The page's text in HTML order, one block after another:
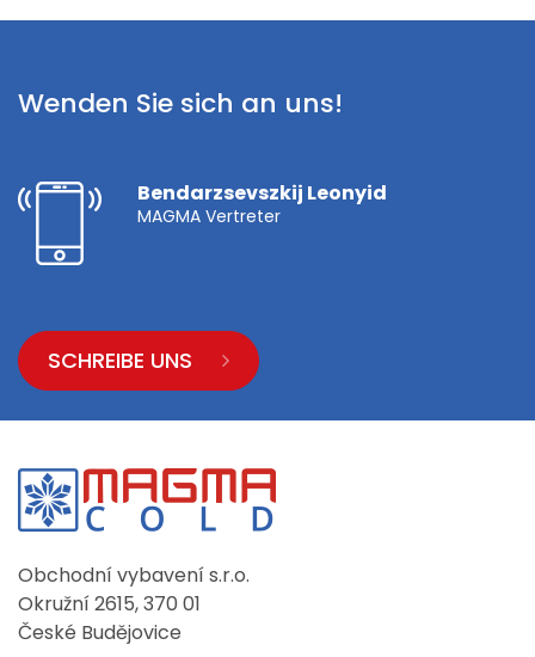
Wenden Sie sich an uns!
Bendarzsevszkij Leonyid
MAGMA Vertreter
SCHREIBE UNS
Obchodní vybavení s.r.o.
Okružní 2615, 370 01
České Budějovice